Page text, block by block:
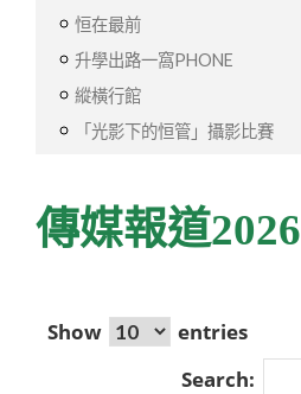
恒在最前
升學出路一窩PHONE
縱橫行館
「光影下的恒管」攝影比賽
傳媒報道2026
Show
entries
Search: